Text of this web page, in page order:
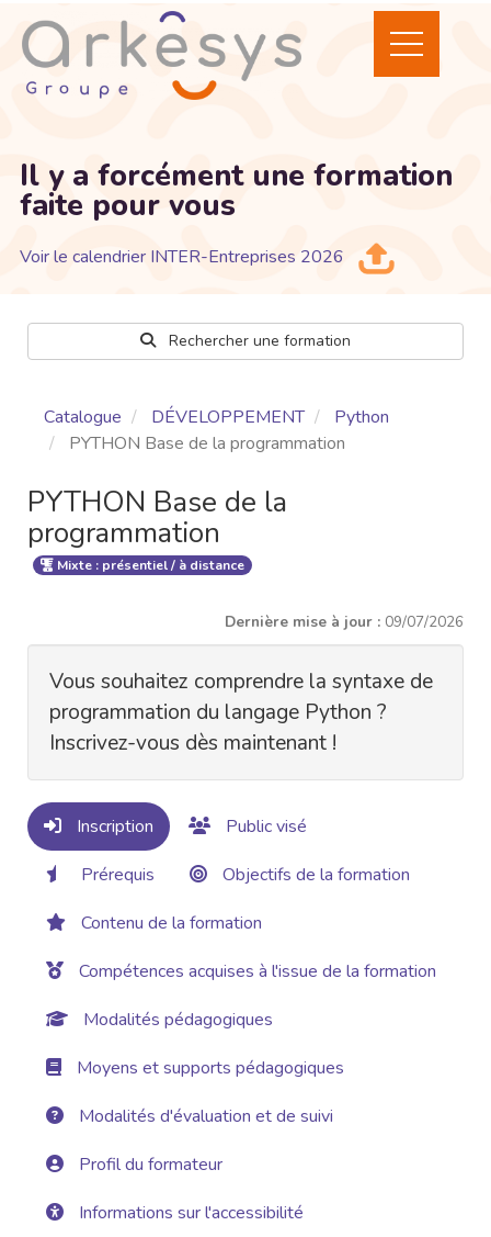
Il y a forcément une formation
faite pour vous
Voir le calendrier INTER-Entreprises 2026
Rechercher une formation
Catalogue DÉVELOPPEMENT
Python
PYTHON Base de la programmation
PYTHON Base de la
programmation
Mixte : présentiel / à distance
Dernière mise à jour : 09/07/2026
Vous souhaitez comprendre la syntaxe de
programmation du langage Python ?
Inscrivez-vous dès maintenant !
Inscription
Public visé
Prérequis
Objectifs de la formation
Contenu de la formation
Compétences acquises à l'issue de la formation
Modalités pédagogiques
Moyens et supports pédagogiques
Modalités d'évaluation et de suivi
Profil du formateur
Informations sur l'accessibilité